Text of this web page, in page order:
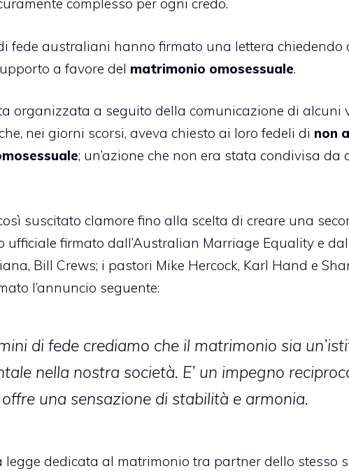
complesso per ogni credo.
fede australiani hanno firmato una lettera chiedendo
a favore del matrimonio omosessuale.
organizzata a seguito della comunicazione di alcuni
nei giorni scorsi, aveva chiesto ai loro fedeli di non
; un’azione che non era stata condivisa da
suscitato clamore fino alla scelta di creare una
ufficiale firmato dall’Australian Marriage Equality e
Bill Crews; i pastori Mike Hercock, Karl Hand e
l’annuncio seguente:
di fede crediamo che il matrimonio sia
nella nostra società. E’ un impegno
una sensazione di stabilità e armonia.
legge dedicata al matrimonio tra partner dello stesso